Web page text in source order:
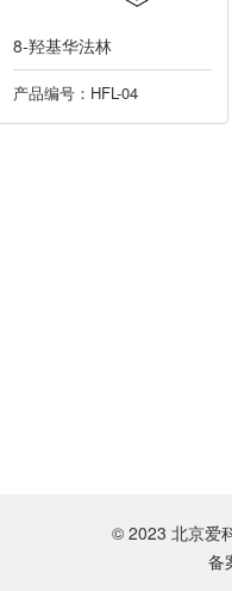
8-羟基华法林
产品编号：HFL-04
© 2023 北京爱
备